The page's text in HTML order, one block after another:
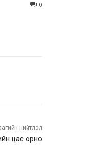
0
нийтлэл
цас орно